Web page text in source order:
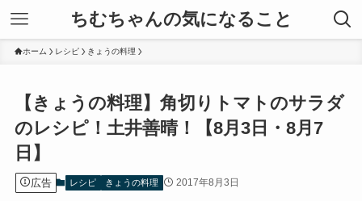
ちむちゃんの気になること
ホーム レシピ きょうの料理
【きょうの料理】角切りトマトのサラダ
のレシピ！土井善晴！【8月3日・8月7
日】
広告 レシピ きょうの料理 2017年8月3日